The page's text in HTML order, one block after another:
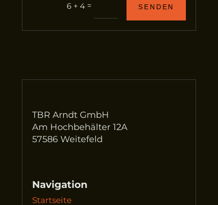
6 + 4 = SENDEN
TBR Arndt GmbH
Am Hochbehälter 12A
57586 Weitefeld
Navigation
Startseite